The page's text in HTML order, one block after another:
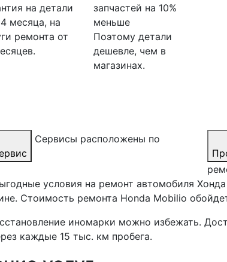
на детали
месяца, на
ремонта от
запчастей на 10%
меньше
Поэтому детали
дешевле, чем в
магазинах.
Сервисы расположены по
условия на ремонт автомобиля
Стоимость ремонта Honda Mobilio
иномарки можно избежать.
каждые 15 тыс. км пробега.